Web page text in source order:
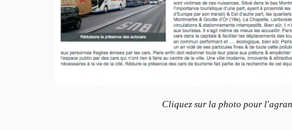
Cliquez sur la photo pour